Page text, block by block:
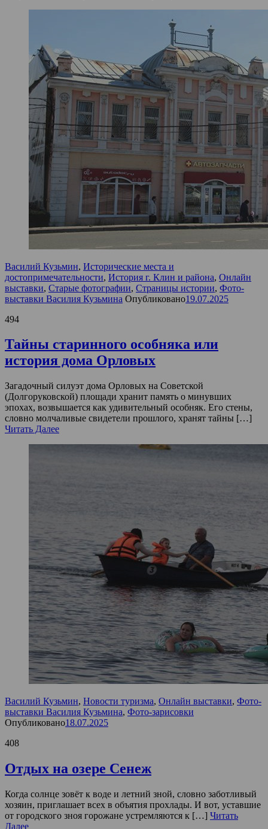
Василий Кузьмин, Исторические места и
достопримечательности, История г. Клин и района, Онлайн
выставки, Старые фотографии, Страницы истории, Фото-
выставки Василия Кузьмина Опубликовано19.07.2025
494
Тайны старинного особняка или
история дома Орловых
Загадочный силуэт дома Орловых на Советской
(Долгоруковской) площади хранит память о минувших
эпохах, возвышается как удивительный особняк. Его стены,
словно молчаливые свидетели прошлого, хранят тайны […]
Читать Далее
Василий Кузьмин, Новости туризма, Онлайн выставки, Фото-
выставки Василия Кузьмина, Фото-зарисовки
Опубликовано18.07.2025
408
Отдых на озере Сенеж
Когда солнце зовёт к воде и летний зной, словно заботливый
хозяин, приглашает всех в объятия прохлады. И вот, уставшие
от городского зноя горожане устремляются к […] Читать
Далее